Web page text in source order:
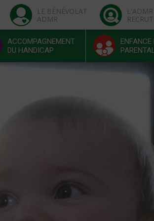
LE BÉNÉVOLAT
ADMR
L'ADMR
ACCOMPAGNEMENT
DU HANDICAP
ENFANCE